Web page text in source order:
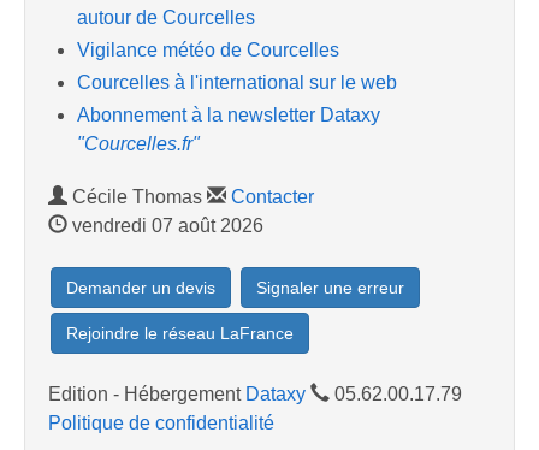
autour de Courcelles
Vigilance météo de Courcelles
Courcelles à l'international sur le web
Abonnement à la newsletter Dataxy
"Courcelles.fr"
Cécile Thomas
Contacter
vendredi 07 août 2026
Demander un devis Signaler une erreur
Rejoindre le réseau LaFrance
Edition - Hébergement Dataxy
05.62.00.17.79
Politique de confidentialité